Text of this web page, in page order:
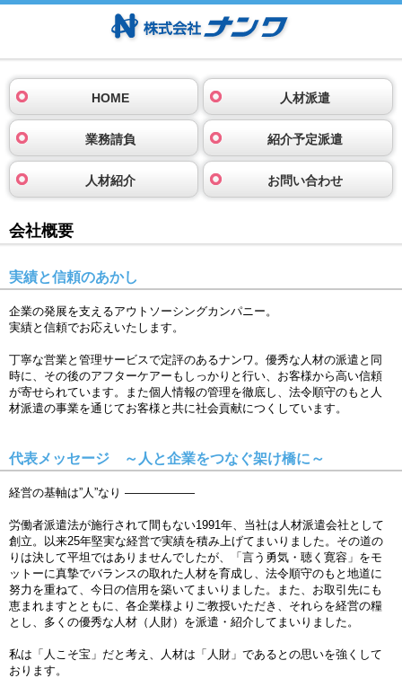
HOME 人材派遣
業務請負 紹介予定派遣
人材紹介 お問い合わせ
会社概要
実績と信頼のあかし
企業の発展を支えるアウトソーシングカンパニー。
実績と信頼でお応えいたします。
丁寧な営業と管理サービスで定評のあるナンワ。優秀な人材の派遣と同
時に、その後のアフターケアーもしっかりと行い、お客様から高い信頼
が寄せられています。また個人情報の管理を徹底し、法令順守のもと人
材派遣の事業を通じてお客様と共に社会貢献につくしています。
代表メッセージ ～人と企業をつなぐ架け橋に～
経営の基軸は”人”なり ――――――
労働者派遣法が施行されて間もない1991年、当社は人材派遣会社として
創立。以来25年堅実な経営で実績を積み上げてまいりました。その道の
りは決して平坦ではありませんでしたが、「言う勇気・聴く寛容」をモ
ットーに真摯でバランスの取れた人材を育成し、法令順守のもと地道に
努力を重ねて、今日の信用を築いてまいりました。また、お取引先にも
恵まれますとともに、各企業様よりご教授いただき、それらを経営の糧
とし、多くの優秀な人材（人財）を派遣・紹介してまいりました。
私は「人こそ宝」だと考え、人材は「人財」であるとの思いを強くして
おります。